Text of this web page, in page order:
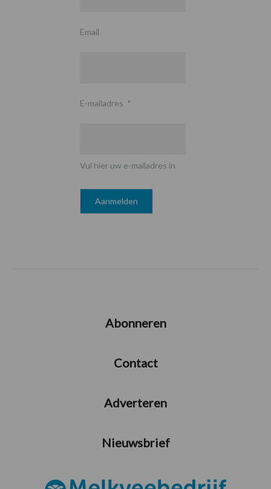
Email
E-mailadres *
Vul hier uw e-mailadres in
Abonneren
Contact
Adverteren
Nieuwsbrief